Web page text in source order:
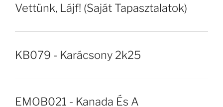
Vettünk, Lájf! (Saját Tapasztalatok)
KB079 - Karácsony 2k25
EMOB021 - Kanada És A